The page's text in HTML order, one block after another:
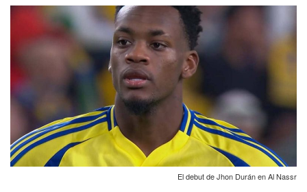
El debut de Jhon Durán en Al Nassr